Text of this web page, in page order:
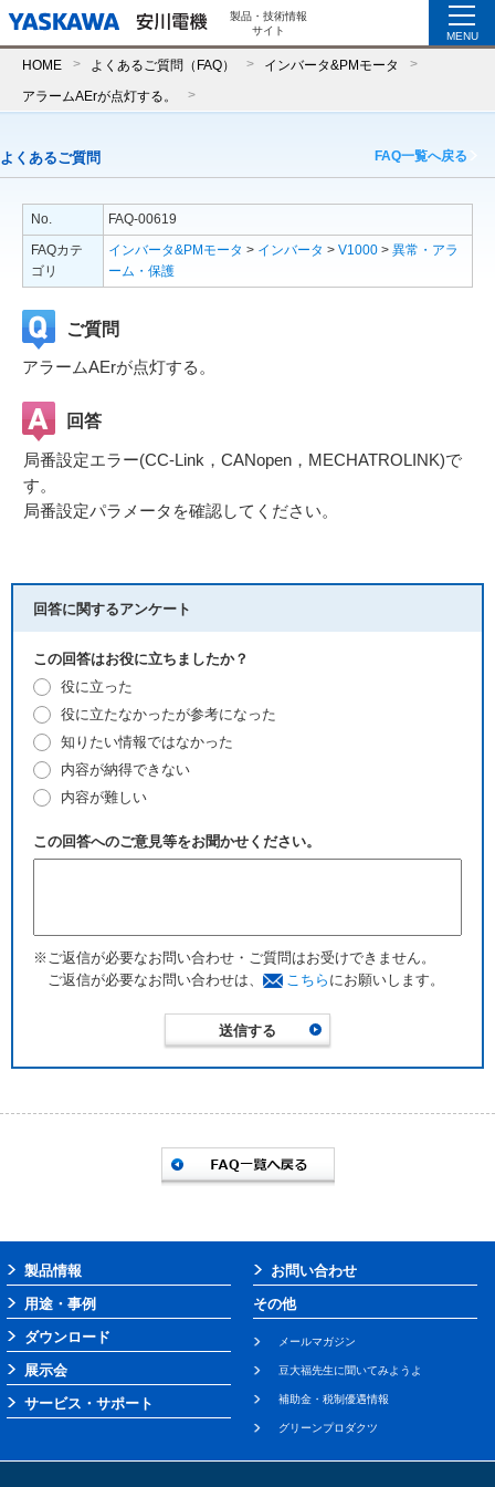
製品・技術情報
サイト
MENU
HOME よくあるご質問（FAQ） インバータ&PMモータ
アラームAErが点灯する。
よくあるご質問 FAQ一覧へ戻る
No.
FAQ-00619
FAQカテ
ゴリ
インバータ&PMモータ > インバータ > V1000 > 異常・アラ
ーム・保護
ご質問
アラームAErが点灯する。
回答
局番設定エラー(CC-Link，CANopen，MECHATROLINK)で
す。
局番設定パラメータを確認してください。
回答に関するアンケート
この回答はお役に立ちましたか？
役に立った
役に立たなかったが参考になった
知りたい情報ではなかった
内容が納得できない
内容が難しい
この回答へのご意見等をお聞かせください。
※ご返信が必要なお問い合わせ・ご質問はお受けできません。
ご返信が必要なお問い合わせは、
こちら にお願いします。
製品情報
用途・事例
ダウンロード
展示会
サービス・サポート
お問い合わせ
その他
メールマガジン
豆大福先生に聞いてみようよ
補助金・税制優遇情報
グリーンプロダクツ